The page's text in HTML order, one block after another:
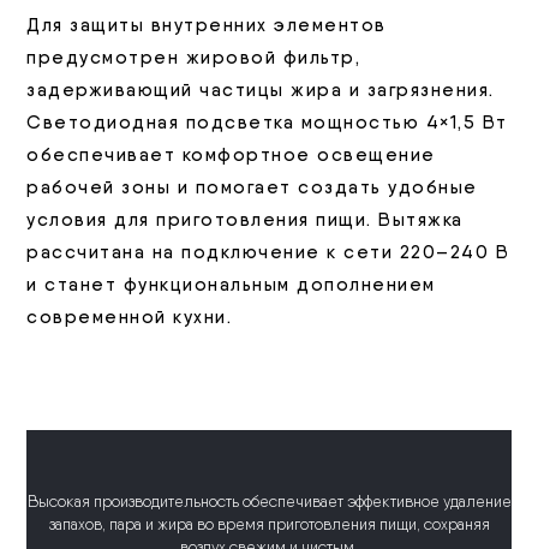
Для защиты внутренних элементов
предусмотрен жировой фильтр,
задерживающий частицы жира и загрязнения.
Светодиодная подсветка мощностью 4×1,5 Вт
обеспечивает комфортное освещение
рабочей зоны и помогает создать удобные
условия для приготовления пищи. Вытяжка
рассчитана на подключение к сети 220–240 В
и станет функциональным дополнением
современной кухни.
Высокая производительность обеспечивает эффективное удаление
запахов, пара и жира во время приготовления пищи, сохраняя